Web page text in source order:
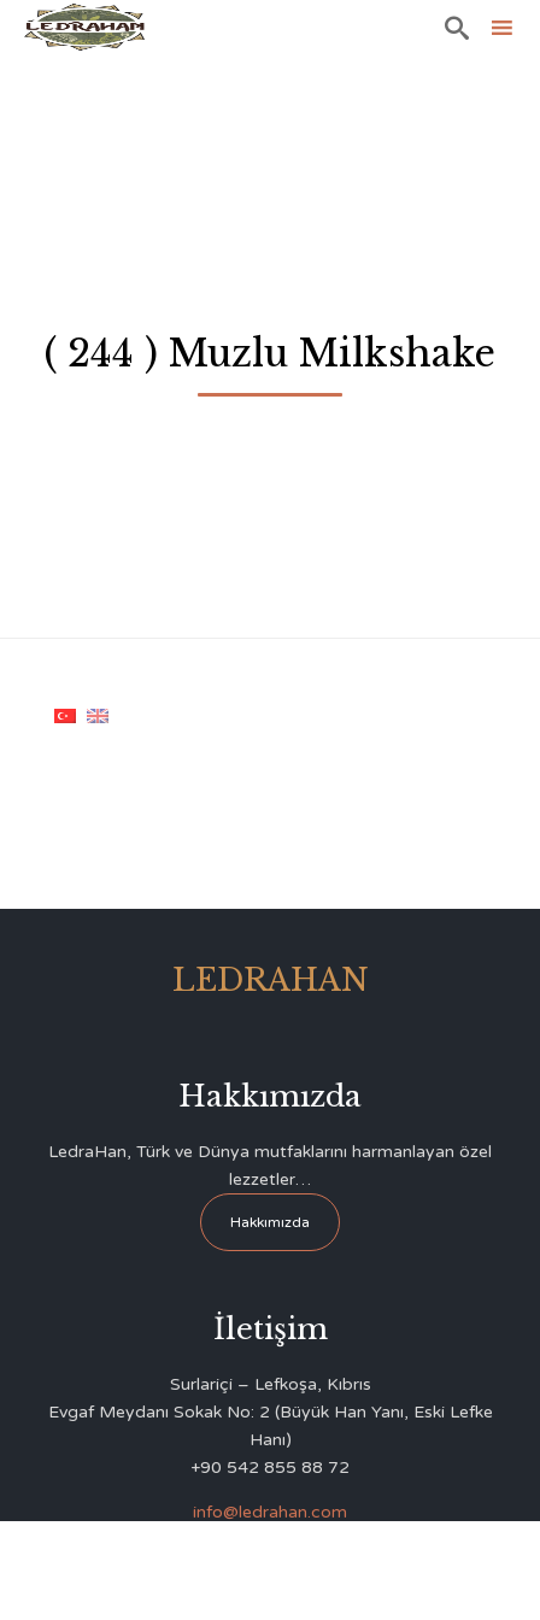

( 244 ) Muzlu Milkshake
LEDRAHAN
Hakkımızda
LedraHan, Türk ve Dünya mutfaklarını harmanlayan özel
lezzetler…
Hakkımızda
İletişim
Surlariçi – Lefkoşa, Kıbrıs
Evgaf Meydanı Sokak No: 2 (Büyük Han Yanı, Eski Lefke
Hanı)
+90 542 855 88 72
info@ledrahan.com